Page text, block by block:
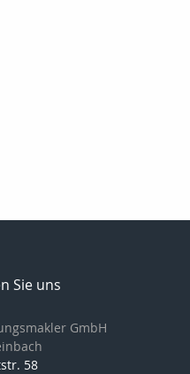
Sie uns
GmbH
58